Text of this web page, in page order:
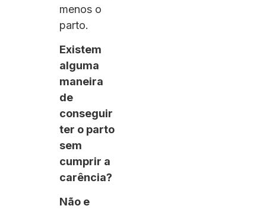
menos o
parto.
Existem
alguma
maneira
de
conseguir
ter o parto
sem
cumprir a
carência?
Não e